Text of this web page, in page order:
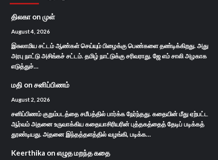
திலகா on முள்
August 4, 2026
இசுலாமிய சட்டம் ஆண்கள் செய்யும் பிழைக்கு பெண்களை தண்டிக்கிறது. அது
அரபு நாட்டு அசிங்கச் சட்டம். தமிழ் நாட்டுக்கு சரிவராது. ஜே எம் சாலி அழகாக
எடுத்துச்…
மதி on சனிப்பிணம்
August 2, 2026
சனிப்பிணம் குறும்படத்தை சமீபத்தில் பார்க்க நேர்ந்தது. கதையின் மீது ஏற்பட்ட
ஆர்வம் அதனை உருவாக்கிய கதையாசிரியரின் புத்தகத்தைத் தேடிப் படிக்கத்
தூண்டியது. அதனை இந்தத்தளத்தில் வழங்கி, படிக்க…
Keerthika on எழுத மறந்த கதை